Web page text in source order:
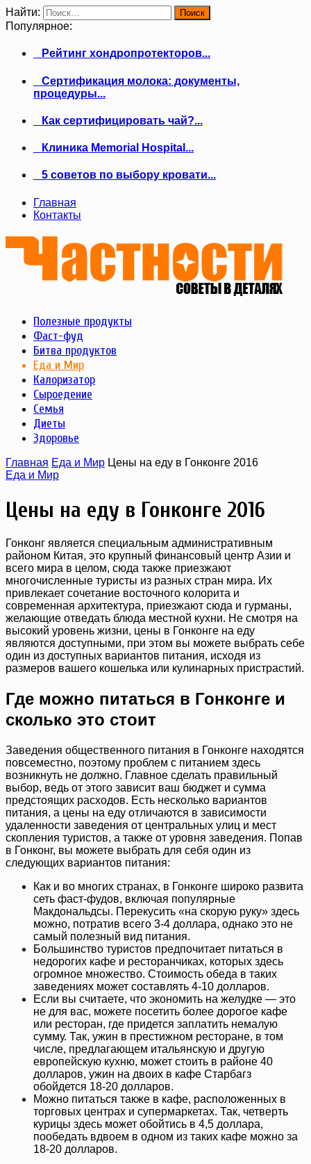
Найти:
Популярное:
Рейтинг хондропротекторов...
Сертификация молока: документы,
процедуры...
Как сертифицировать чай?...
Клиника Memorial Hospital...
5 советов по выбору кровати...
Главная
Контакты
Полезные продукты
Фаст-фуд
Битва продуктов
Еда и Мир
Калоризатор
Сыроедение
Семья
Диеты
Здоровье
Главная Еда и Мир Цены на еду в Гонконге 2016
Еда и Мир
Цены на еду в Гонконге 2016
Гонконг является специальным административным
районом Китая, это крупный финансовый центр Азии и
всего мира в целом, сюда также приезжают
многочисленные туристы из разных стран мира. Их
привлекает сочетание восточного колорита и
современная архитектура, приезжают сюда и гурманы,
желающие отведать блюда местной кухни. Не смотря на
высокий уровень жизни, цены в Гонконге на еду
являются доступными, при этом вы можете выбрать себе
один из доступных вариантов питания, исходя из
размеров вашего кошелька или кулинарных пристрастий.
Где можно питаться в Гонконге и
сколько это стоит
Заведения общественного питания в Гонконге находятся
повсеместно, поэтому проблем с питанием здесь
возникнуть не должно. Главное сделать правильный
выбор, ведь от этого зависит ваш бюджет и сумма
предстоящих расходов. Есть несколько вариантов
питания, а цены на еду отличаются в зависимости
удаленности заведения от центральных улиц и мест
скопления туристов, а также от уровня заведения. Попав
в Гонконг, вы можете выбрать для себя один из
следующих вариантов питания:
Как и во многих странах, в Гонконге широко развита
сеть фаст-фудов, включая популярные
Макдональдсы. Перекусить «на скорую руку» здесь
можно, потратив всего 3-4 доллара, однако это не
самый полезный вид питания.
Большинство туристов предпочитает питаться в
недорогих кафе и ресторанчиках, которых здесь
огромное множество. Стоимость обеда в таких
заведениях может составлять 4-10 долларов.
Если вы считаете, что экономить на желудке — это
не для вас, можете посетить более дорогое кафе
или ресторан, где придется заплатить немалую
сумму. Так, ужин в престижном ресторане, в том
числе, предлагающем итальянскую и другую
европейскую кухню, может стоить в районе 40
долларов, ужин на двоих в кафе Старбагз
обойдется 18-20 долларов.
Можно питаться также в кафе, расположенных в
торговых центрах и супермаркетах. Так, четверть
курицы здесь может обойтись в 4,5 доллара,
пообедать вдвоем в одном из таких кафе можно за
18-20 долларов.